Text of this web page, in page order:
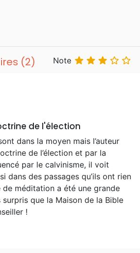
(2) Note     
de l'élection
dans la moyen mais l’auteur
de l’élection et par la
par le calvinisme, il voit
dans des passages qu’ils ont rien
méditation a été une grande
que la Maison de la Bible
!